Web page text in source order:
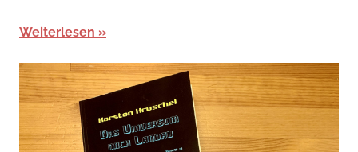
Weiterlesen